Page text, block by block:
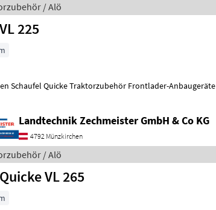
/ Alö
225
Schaufel Quicke Traktorzubehör Frontlader-Anbaugeräte
Landtechnik Zechmeister GmbH & Co KG
4792 Münzkirchen
/ Alö
VL 265